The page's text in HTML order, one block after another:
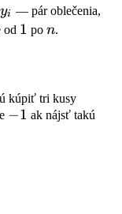
yi ­— pár oblečenia,
od 1
1 po n
n.
kúpiť tri kusy
-1
−1 ak nájsť takú